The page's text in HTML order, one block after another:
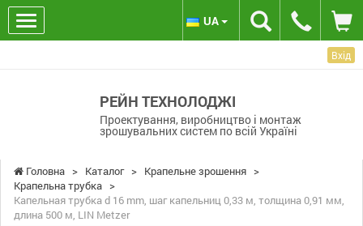
Вхід
РЕЙН ТЕХНОЛОДЖІ
Проектування, виробництво і монтаж
зрошувальних систем по всій Україні
UA
Головна > Каталог > Крапельне зрошення >
Крапельна трубка >
Капельная трубка d 16 mm, шаг капельниц 0,33 м, толщина 0,91 мм,
длина 500 м, LIN Metzer